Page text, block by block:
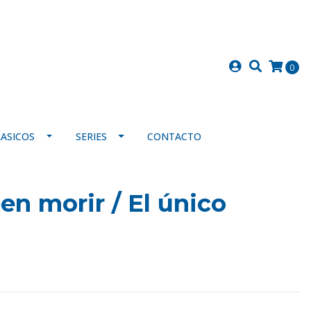
0
SERIES CONTACTO
morir / El único